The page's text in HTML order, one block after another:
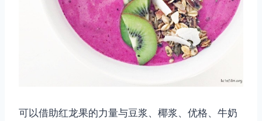
可以借助红龙果的力量与豆浆、椰浆、优格、牛奶